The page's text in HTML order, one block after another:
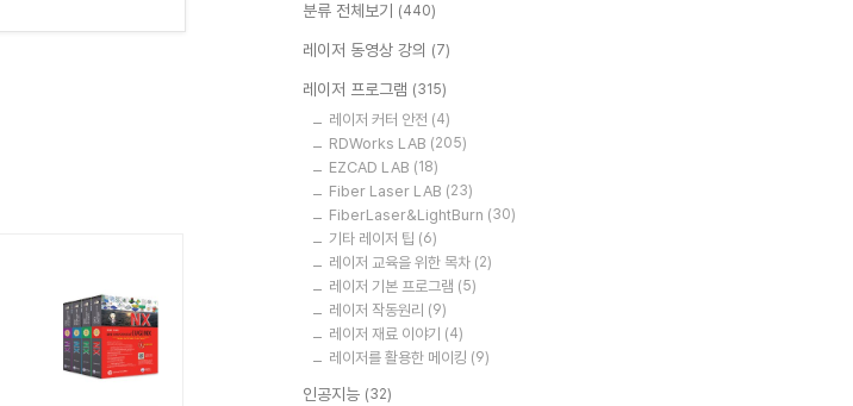
분류 전체보기 (440)
레이저 동영상 강의 (7)
레이저 프로그램 (315)
레이저 커터 안전 (4)
RDWorks LAB (205)
EZCAD LAB (18)
Fiber Laser LAB (23)
FiberLaser&LightBurn (30)
기타 레이저 팁 (6)
레이저 교육을 위한 목차 (2)
레이저 기본 프로그램 (5)
레이저 작동원리 (9)
레이저 재료 이야기 (4)
레이저를 활용한 메이킹 (9)
인공지능 (32)